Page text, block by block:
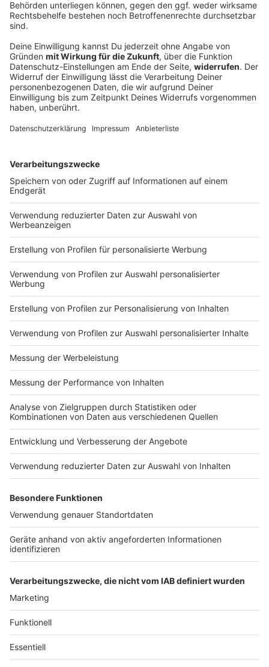
Schmutzkampagne gegen Infantino? FIFA
schaltet auf Angriff
Es wird dreckig in der FIFA-Krise. Die Zutaten: Gianni
Infantino, eine ehemalige Mitarbeiterin und viel Geld.
hinschauen. Der Weltverband attackiert.
DEINE GEMERKTEN ARTIKEL
Du hast dir noch keine Artikel gemerkt
Markiere sie hierfür mit einem
Impressum
Nutzungsbedingungen
Jobs
Presse
Werben
Archiv
ANTENNE BAYERN GROUP
Stiftung ANTENNE BAYERN
hilft
Teilnahmebedingungen
Grounding Page ANTENNE
BAYERN
Kontakt
Studio-Hotline
Verkehrs-Hotline
Datenschutz­erklärung
Newsletter